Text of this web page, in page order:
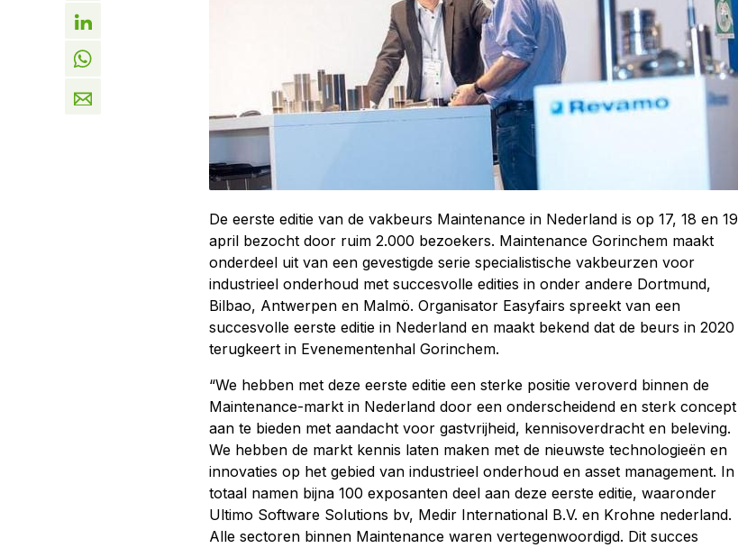
De eerste editie van de vakbeurs Maintenance in Nederland is op 17, 18 en 19
april bezocht door ruim 2.000 bezoekers. Maintenance Gorinchem maakt
onderdeel uit van een gevestigde serie specialistische vakbeurzen voor
industrieel onderhoud met succesvolle edities in onder andere Dortmund,
Bilbao, Antwerpen en Malmö. Organisator Easyfairs spreekt van een
succesvolle eerste editie in Nederland en maakt bekend dat de beurs in 2020
terugkeert in Evenementenhal Gorinchem.
“We hebben met deze eerste editie een sterke positie veroverd binnen de
Maintenance-markt in Nederland door een onderscheidend en sterk concept
aan te bieden met aandacht voor gastvrijheid, kennisoverdracht en beleving.
We hebben de markt kennis laten maken met de nieuwste technologieën en
innovaties op het gebied van industrieel onderhoud en asset management. In
totaal namen bijna 100 exposanten deel aan deze eerste editie, waaronder
Ultimo Software Solutions bv, Medir International B.V. en Krohne nederland.
Alle sectoren binnen Maintenance waren vertegenwoordigd. Dit succes